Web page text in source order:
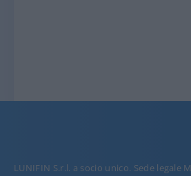
LUNIFIN S.r.l. a socio unico. Sede legale